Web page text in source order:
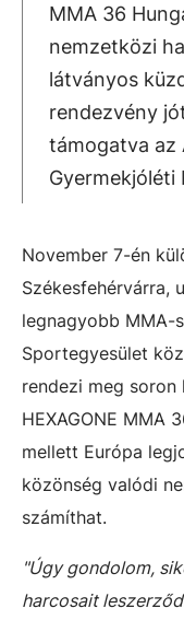
MMA 36
nemzetközi
látványos
rendezvény
támogatva az
Gyermekjóléti
November 7-én
Székesfehérvárra,
legnagyobb MMA-
Sportegyesület
rendezi meg
HEXAGONE MMA
mellett Európa
közönség valódi
számíthat.
"Úgy gondolom,
harcosait